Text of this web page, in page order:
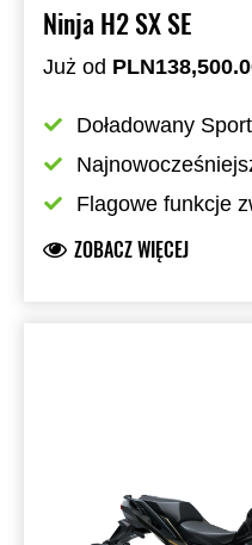
Ninja H2 SX SE
Już od
Doładowany
Flagowe funkcje
ZOBACZ WIĘCEJ